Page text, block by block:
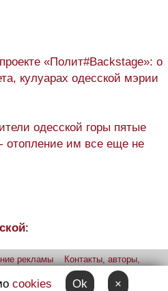
«Полит#Backstage»: о
кулуарах одесской мэрии
одесской горы пятые
отопление им все еще не
:
рекламы
Контакты, авторы,
iPhone
cookies Ok ×